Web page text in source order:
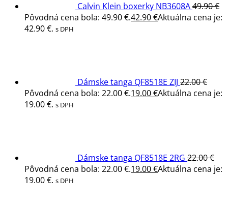
Calvin Klein boxerky NB3608A49.90€
Pôvodná cena bola: 49.90 €.42.90€Aktuálna cena je:
42.90 €. s DPH
Dámske tanga QF8518E ZIJ 22.00€
Pôvodná cena bola: 22.00 €.19.00€Aktuálna cena je:
19.00 €. s DPH
Dámske tanga QF8518E 2RG 22.00€
Pôvodná cena bola: 22.00 €.19.00€Aktuálna cena je:
19.00 €. s DPH